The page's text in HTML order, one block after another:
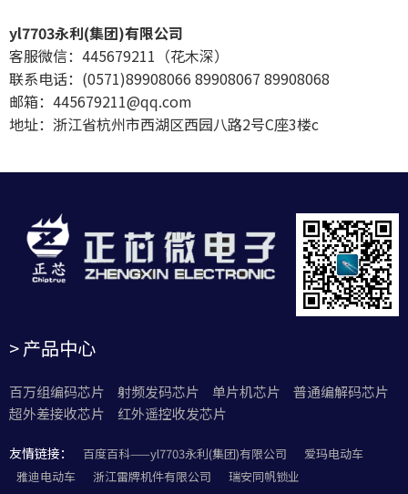
yl7703永利(集团)有限公司
客服微信：445679211（花木深）
联系电话：(0571)89908066 89908067 89908068
邮箱：445679211@qq.com
地址：浙江省杭州市西湖区西园八路2号C座3楼c
> 产品中心
百万组编码芯片 射频发码芯片 单片机芯片
普通编解码芯片
超外差接收芯片
红外遥控收发芯片
友情链接： 百度百科——yl7703永利(集团)有限公司
爱玛电动车
雅迪电动车
浙江雷牌机件有限公司 瑞安同帆锁业